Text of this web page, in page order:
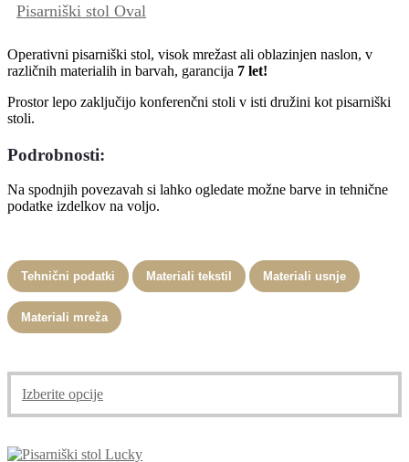
Pisarniški stol Oval
Operativni pisarniški stol, visok mrežast ali oblazinjen naslon, v
različnih materialih in barvah, garancija 7 let!
Prostor lepo zaključijo konferenčni stoli v isti družini kot pisarniški
stoli.
Podrobnosti:
Na spodnjih povezavah si lahko ogledate možne barve in tehnične
podatke izdelkov na voljo.
Tehnični podatki Materiali tekstil Materiali usnje
Materiali mreža
Izberite opcije